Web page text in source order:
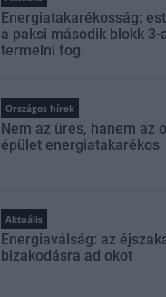
Energiatakarékosság:
a paksi második blokk
termelni fog
Országos hírek
Nem az üres, hanem az
épület energiatakarékos
Aktuális
Energiaválság: az
bizakodásra ad okot